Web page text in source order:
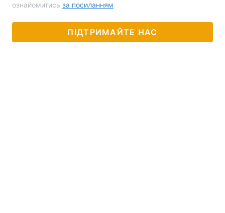
ознайомитись за посиланням
ПІДТРИМАЙТЕ НАС